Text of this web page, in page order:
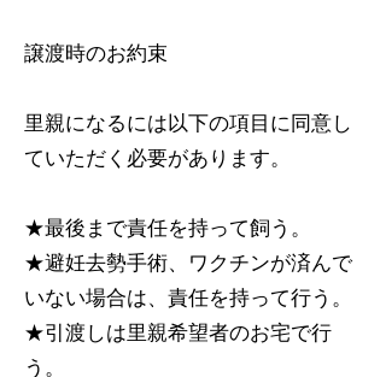
譲渡時のお約束
里親になるには以下の項目に同意し
ていただく必要があります。
★最後まで責任を持って飼う。
★避妊去勢手術、ワクチンが済んで
いない場合は、責任を持って行う。
★引渡しは里親希望者のお宅で行
う。